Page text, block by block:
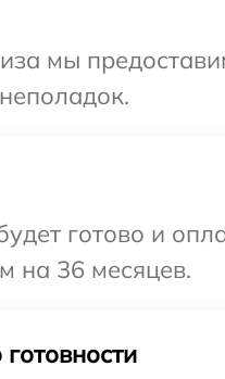
мы
готово и
на 36 месяцев.